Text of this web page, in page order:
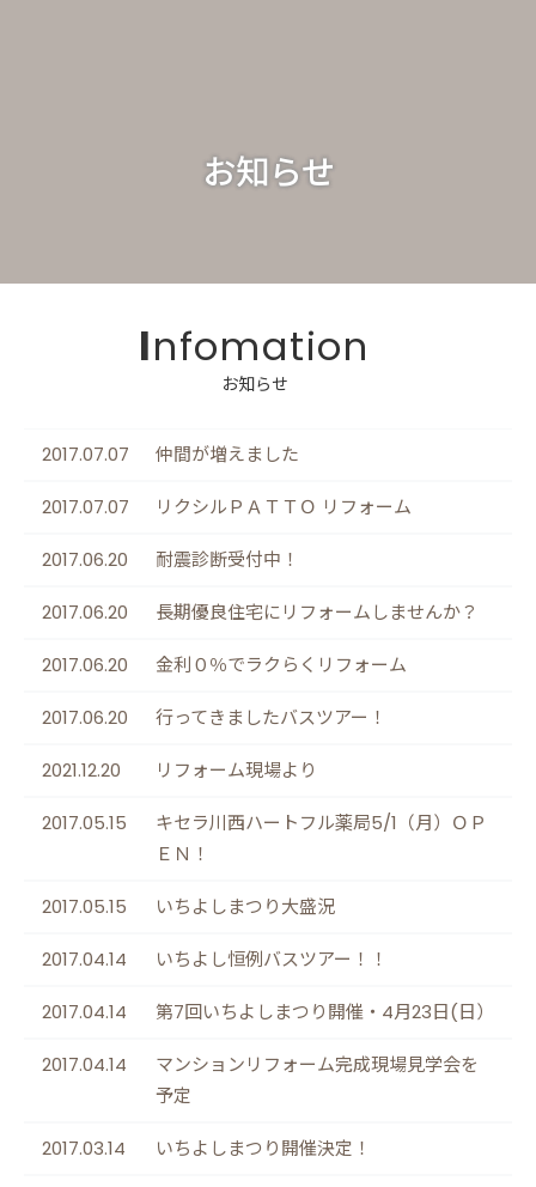
お知らせ
Infomation
2017.07.07 仲間が増えました
2017.07.07 リクシルＰＡＴＴＯ リフォーム
2017.06.20 耐震診断受付中！
2017.06.20 長期優良住宅にリフォームしませんか？
2017.06.20 金利０％でラクらくリフォーム
2017.06.20 行ってきましたバスツアー！
2021.12.20 リフォーム現場より
2017.05.15
キセラ川西ハートフル薬局5/1（月）ＯＰ
ＥＮ！
2017.05.15 いちよしまつり大盛況
2017.04.14 いちよし恒例バスツアー！！
2017.04.14 第7回いちよしまつり開催・4月23日(日）
2017.04.14
マンションリフォーム完成現場見学会を
予定
2017.03.14 いちよしまつり開催決定！